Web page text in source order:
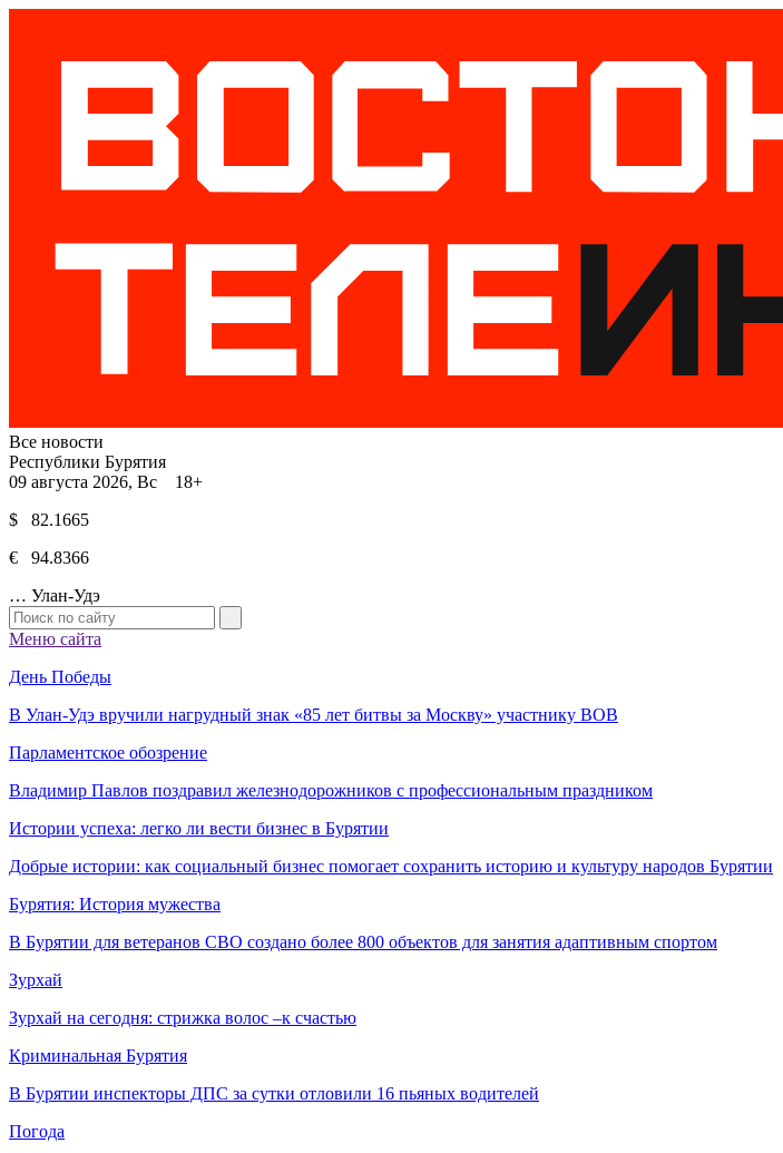
Все новости
Республики Бурятия
09 августа 2026, Вс 18+
$ 82.1665
€ 94.8366
… Улан-Удэ
Меню сайта
День Победы
В Улан-Удэ вручили нагрудный знак «85 лет битвы за Москву» участнику ВОВ
Парламентское обозрение
Владимир Павлов поздравил железнодорожников с профессиональным праздником
Истории успеха: легко ли вести бизнес в Бурятии
Добрые истории: как социальный бизнес помогает сохранить историю и культуру народов Бурятии
Бурятия: История мужества
В Бурятии для ветеранов СВО создано более 800 объектов для занятия адаптивным спортом
Зурхай
Зурхай на сегодня: стрижка волос –к счастью
Криминальная Бурятия
В Бурятии инспекторы ДПС за сутки отловили 16 пьяных водителей
Погода